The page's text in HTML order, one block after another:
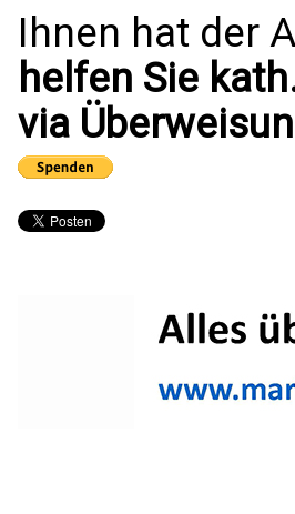
Ihnen hat der
helfen Sie
via